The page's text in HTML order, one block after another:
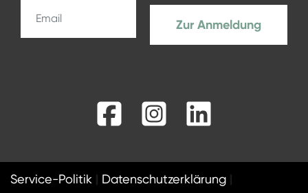
Zur Anmeldung
Facebook
Instagram
LinkedIn
Service-Politik
Datenschutzerklärung